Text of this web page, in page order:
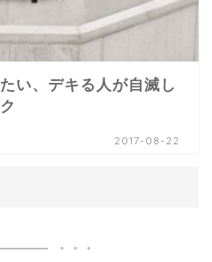
い、デキる人が自滅し
2017-08-22